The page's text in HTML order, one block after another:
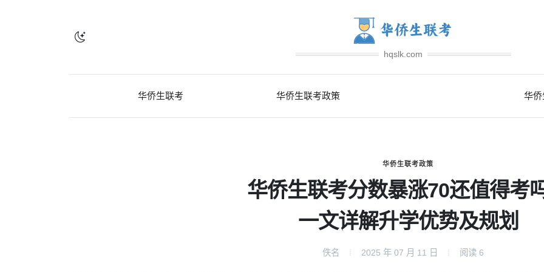
hqslk.com
华侨生联考 华侨生联考政策 华侨
华侨生联考政策
华侨生联考分数暴涨70还值得考
一文详解升学优势及规划
佚名 2025 年 07 月 11 日 阅读 6